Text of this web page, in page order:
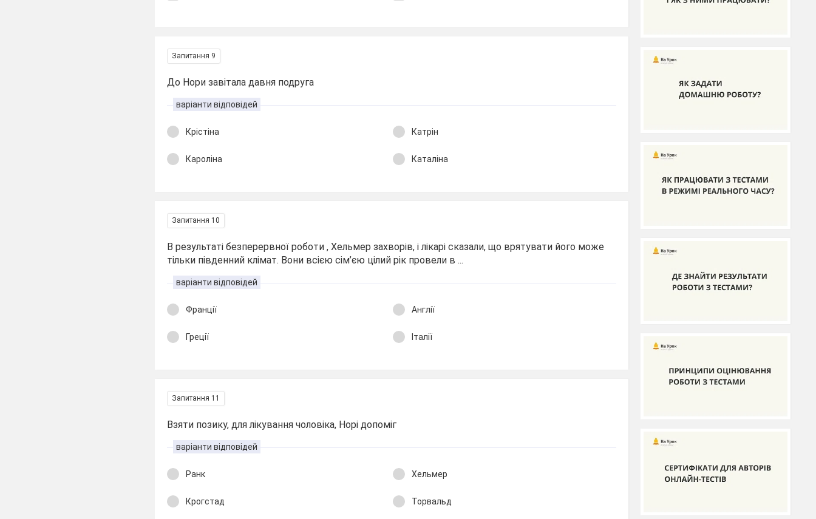
Запитання 9
До Нори завітала давня подруга
варіанти відповідей
Крістіна Катрін
Кароліна Каталіна
Запитання 10
В результаті безперервної роботи , Хельмер захворів, і лікарі сказали, що врятувати його може
тільки південний клімат. Вони всією сім’єю цілий рік провели в ...
варіанти відповідей
Франції Англії
Греції Італії
Запитання 11
Взяти позику, для лікування чоловіка, Норі допоміг
варіанти відповідей
Ранк Хельмер
Крогстад Торвальд